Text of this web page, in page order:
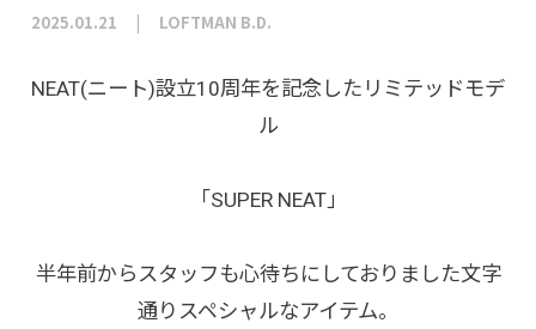
2025.01.21 LOFTMAN B.D.
NEAT(ニート)設立10周年を記念したリミテッドモデ
ル
「SUPER NEAT」
半年前からスタッフも心待ちにしておりました文字
通りスペシャルなアイテム。